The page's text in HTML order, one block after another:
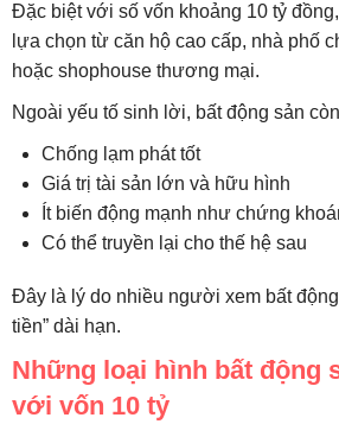
Đặc biệt với số vốn khoảng 10 tỷ
lựa chọn từ căn hộ cao cấp, nhà phố
hoặc shophouse thương mại.
Ngoài yếu tố sinh lời, bất động sản
Chống lạm phát tốt
Giá trị tài sản lớn và hữu hình
Ít biến động mạnh như chứng
Có thể truyền lại cho thế hệ sau
Đây là lý do nhiều người xem bất
tiền” dài hạn.
Những loại hình bất động
với vốn 10 tỷ